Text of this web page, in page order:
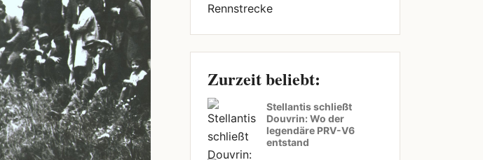
Zurzeit beliebt:
Stellantis schließt
Douvrin: Wo der
legendäre PRV-V6
entstand